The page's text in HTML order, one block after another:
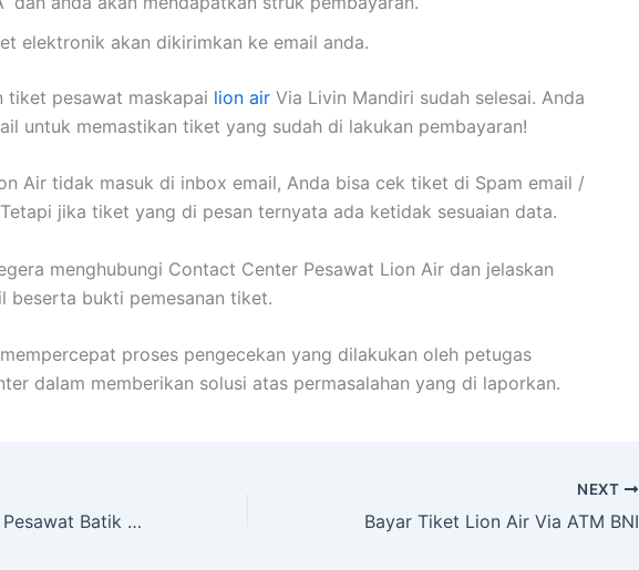
elektronik akan dikirimkan ke email anda.
tiket pesawat maskapai lion air Via Livin Mandiri sudah selesai. Anda
untuk memastikan tiket yang sudah di lakukan pembayaran!
Air tidak masuk di inbox email, Anda bisa cek tiket di Spam email /
jika tiket yang di pesan ternyata ada ketidak sesuaian data.
menghubungi Contact Center Pesawat Lion Air dan jelaskan
beserta bukti pemesanan tiket.
proses pengecekan yang dilakukan oleh petugas
dalam memberikan solusi atas permasalahan yang di laporkan.
Cara Bayar Tiket Pesawat Batik Air Via BCA Virtual Account
NEXT
Bayar Tiket Lion Air Via ATM BNI